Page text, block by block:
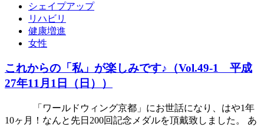
シェイプアップ
リハビリ
健康増進
女性
これからの「私」が楽しみです♪（Vol.49-1 平成
27年11月1日（日））
「ワールドウィング京都」にお世話になり、はや1年
10ヶ月！なんと先日200回記念メダルを頂戴致しました。 あ